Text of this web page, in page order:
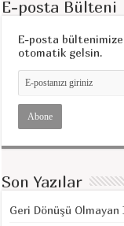
E-posta Bülteni
E-posta
otomatik gelsin.
Son Yazılar
Geri Dönüşü